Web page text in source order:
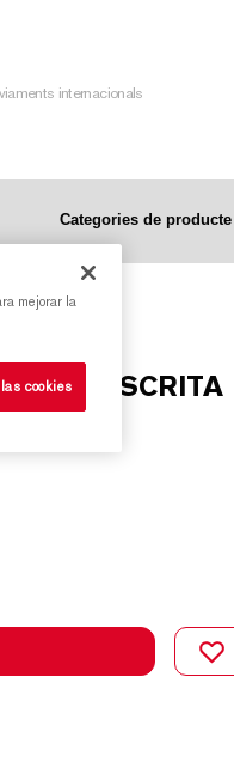
internacionals
Categories de producte
mejorar la
cookies